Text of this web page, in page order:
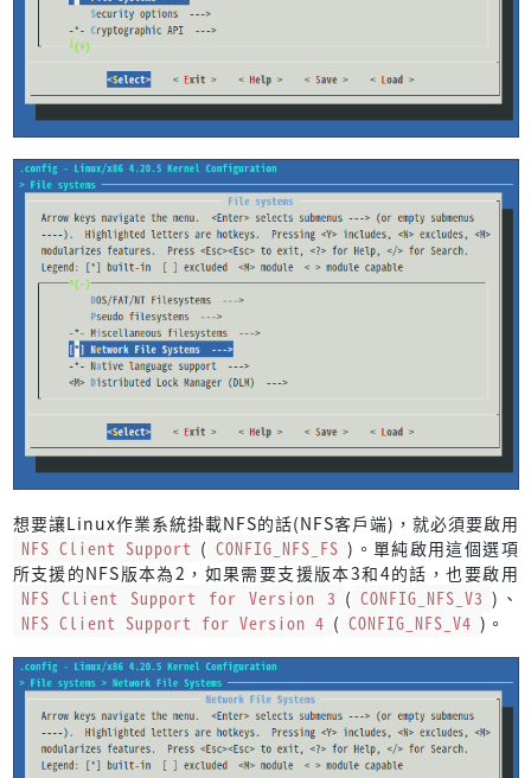
想要讓Linux作業系統掛載NFS的話(NFS客戶端)，就必須要啟用
NFS Client Support ( CONFIG_NFS_FS )。單純啟用這個選項
所支援的NFS版本為2，如果需要支援版本3和4的話，也要啟用
NFS Client Support for Version 3 ( CONFIG_NFS_V3 )、
NFS Client Support for Version 4 ( CONFIG_NFS_V4 )。